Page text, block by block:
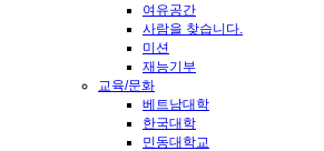
여유공간
사람을 찾습니다.
미션
재능기부
교육/문화
베트남대학
한국대학
민동대학교